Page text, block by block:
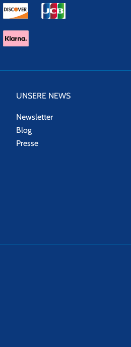
UNSERE NEWS
Newsletter
Blog
Presse